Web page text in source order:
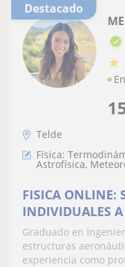
Destacado
★
Telde
Física:
Astrofísica,
FISICA ONLINE:
INDIVIDUALES A
Graduado en
estructuras
experiencia como